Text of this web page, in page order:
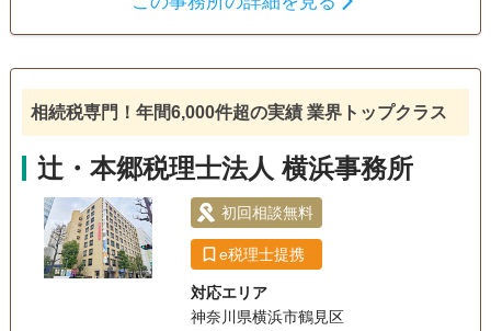
遺産分割
電話相談可 訪問可 女性スタッフ対応可 土日相談可
相続税専門！年間6,000件超の実績 業界トップクラス
辻・本郷税理士法人 横浜事務所
初回相談無料
e税理士提携
対応エリア
神奈川県横浜市鶴見区